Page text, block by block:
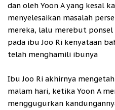
dan oleh Yoon A yang kesal
menyelesaikan masalah
mereka, lalu merebut
pada ibu Joo Ri kenyataan
telah menghamili ibunya
Ibu Joo Ri akhirnya
malam hari, ketika Yoon A
menggugurkan